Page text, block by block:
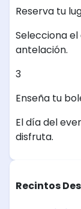
Reserva tu
Selecciona
antelación.
3
Enseña tu
El día del
disfruta.
Recintos